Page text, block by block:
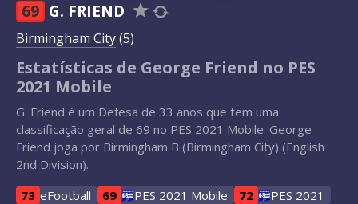
69 G. FRIEND
Birmingham City(5)
Estatísticas de George Friend no PES
2021 Mobile
G. Friend é um Defesa de 33 anos que tem uma
classificação geral de 69 no PES 2021 Mobile. George
Friend joga por Birmingham B (Birmingham City) (English
2nd Division).
73 eFootball 69 PES 2021 Mobile 72
PES 2021